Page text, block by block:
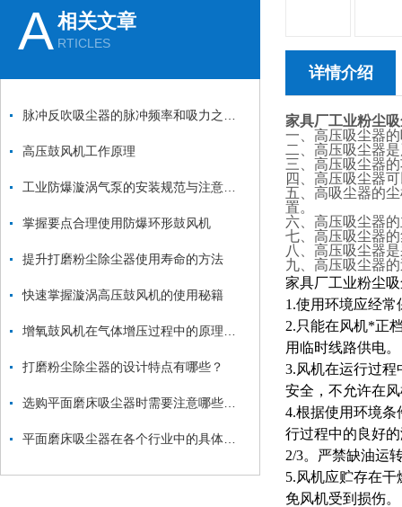
A相关文章
RTICLES
高压鼓风机工作原理
掌握要点合理使用防爆环形鼓风机
提升打磨粉尘除尘器使用寿命的方法
快速掌握漩涡高压鼓风机的使用秘籍
打磨粉尘除尘器的设计特点有哪些？
详情介绍
家具厂工业粉尘
一、高压吸尘器
二、高压吸尘器
三、高压吸尘器
四、高压吸尘器
五、高吸尘器的
置。
六、高压吸尘器
七、高压吸尘器
八、高压吸尘器
九、高压吸尘器
家具厂工业粉尘
1.使用环境应经
2.只能在风机*正
用临时线路供电。
3.风机在运行过
安全，不允许在
4.根据使用环境
行过程中的良好
2/3。严禁缺油运
5.风机应贮存在
免风机受到损伤。